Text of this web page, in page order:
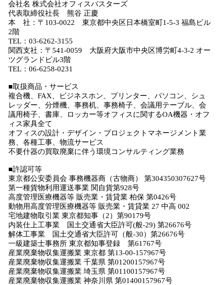
会社名 株式会社オフィスバスターズ
代表取締役社長 熊谷 正慶
本 社：〒103-0022 東京都中央区日本橋室町1-5-3 福島ビル
2階
TEL：03-6262-3155
関西支社：〒541-0059 大阪府大阪市中央区博労町4-3-2 オー
ツグランドビル3階
TEL：06-6258-0231
■取扱商品・サービス
複合機、FAX、ビジネスホン、プリンター、パソコン、シュ
レッダー、分煙機、事務机、事務椅子、会議用テーブル、会
議用椅子、書庫、ロッカー等オフィスに関するOA機器・オフ
ィス家具全て
オフィスの設計・デザイン・プロジェクトマネージメント業
務、各種工事、物流サービス
不要什器の買取廃棄に伴う環境コンサルティング業務
■許認可等
東京都公安委員会 事務機器商（古物商） 第304350307627号
第一種貨物利用運送事業 関自貨第928号
高度管理医療機器等 販売業・賃貸業 柏保 第0426号
動物用高度管理医療機器等 販売業・賃貸業 27 中高 002
宅地建物取引業 東京都知事（2）第90179号
内装仕上工事業 国土交通省大臣許可(般-29) 第26676号
解体工事業 国土交通省大臣許可（般-30）第26676号
一級建築士事務所 東京都知事登録 第61767号
産業廃棄物収集運搬業 東京都 第13-00-157967号
産業廃棄物収集運搬業 千葉県 第01200157967号
産業廃棄物収集運搬業 埼玉県 第01100157967号
産業廃棄物収集運搬業 神奈川県 第01400157967号